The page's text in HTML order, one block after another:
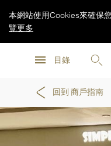
目錄
本網站使用Cookies來確保
覽更多
回到 商戶指南